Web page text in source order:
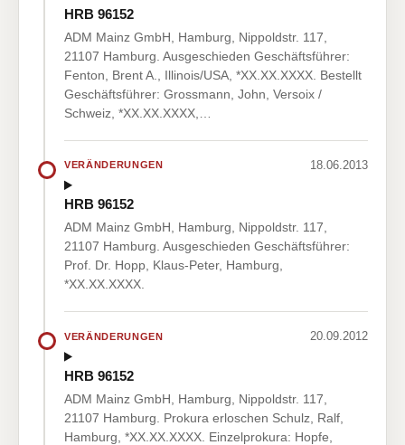
HRB 96152
ADM Mainz GmbH, Hamburg, Nippoldstr. 117,
21107 Hamburg. Ausgeschieden Geschäftsführer:
Fenton, Brent A., Illinois/USA, *XX.XX.XXXX. Bestellt
Geschäftsführer: Grossmann, John, Versoix /
Schweiz, *XX.XX.XXXX,…
VERÄNDERUNGEN 18.06.2013
HRB 96152
ADM Mainz GmbH, Hamburg, Nippoldstr. 117,
21107 Hamburg. Ausgeschieden Geschäftsführer:
Prof. Dr. Hopp, Klaus-Peter, Hamburg,
*XX.XX.XXXX.
VERÄNDERUNGEN 20.09.2012
HRB 96152
ADM Mainz GmbH, Hamburg, Nippoldstr. 117,
21107 Hamburg. Prokura erloschen Schulz, Ralf,
Hamburg, *XX.XX.XXXX. Einzelprokura: Hopfe,